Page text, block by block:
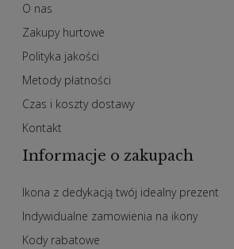
O nas
Zakupy hurtowe
Polityka jakości
Metody płatności
Czas i koszty dostawy
Kontakt
Informacje o zakupach
Ikona z dedykacją twój idealny prezent
Indywidualne zamowienia na ikony
Kody rabatowe